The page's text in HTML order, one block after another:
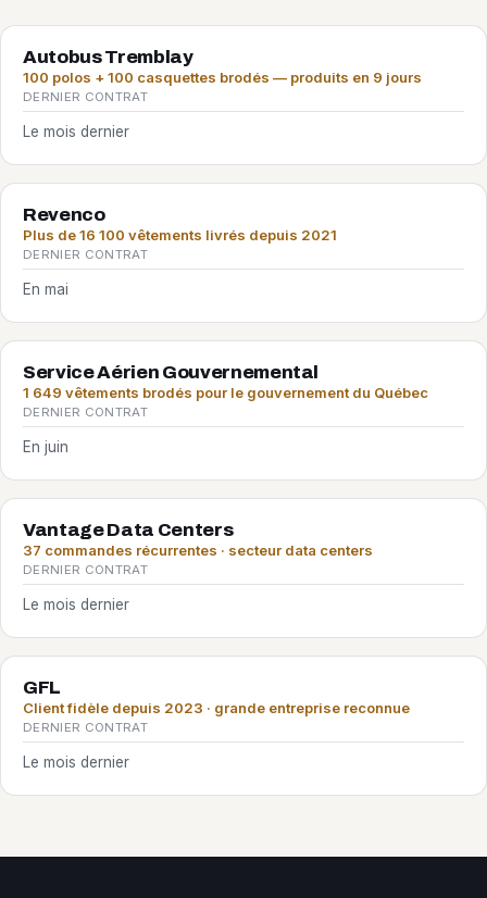
Autobus Tremblay
100 polos + 100 casquettes brodés — produits en 9 jours
DERNIER CONTRAT
Le mois dernier
Revenco
Plus de 16 100 vêtements livrés depuis 2021
DERNIER CONTRAT
En mai
Service Aérien Gouvernemental
1 649 vêtements brodés pour le gouvernement du Québec
DERNIER CONTRAT
En juin
Vantage Data Centers
37 commandes récurrentes · secteur data centers
DERNIER CONTRAT
Le mois dernier
GFL
Client fidèle depuis 2023 · grande entreprise reconnue
DERNIER CONTRAT
Le mois dernier